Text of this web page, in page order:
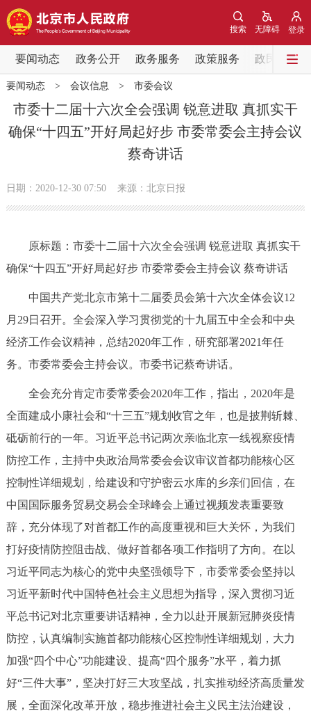
登录
无障碍
搜索
要闻动态 政务公开 政务服务 政策服务 政民互动
要闻动态
党中央精神 国务院信息
北京要闻 会议信息 部门动态
政务公开
市领导 机构职能 政策服务
专题公开
政务服务
个人服务 法人服务 部门服务
便民服务 利企服务 投资项目
中介服务 阳光政务
12345网上接诉即办 我要咨询 我要建议
参与调查 在线访谈 图说互动
北京概况 十六区概览 人文北京
绿色北京 图说北京 视频北京
要闻动态> 会议信息 > 市委会议
市委十二届十六次全会强调 锐意进取 真抓实干
确保“十四五”开好局起好步 市委常委会主持会议
蔡奇讲话
日期：2020-12-30 07:50 来源：​北京日报
原标题：市委十二届十六次全会强调 锐意进取 真抓实干
确保“十四五”开好局起好步 市委常委会主持会议 蔡奇讲话
中国共产党北京市第十二届委员会第十六次全体会议12
月29日召开。全会深入学习贯彻党的十九届五中全会和中央
经济工作会议精神，总结2020年工作，研究部署2021年任
务。市委常委会主持会议。市委书记蔡奇讲话。
全会充分肯定市委常委会2020年工作，指出，2020年是
全面建成小康社会和“十三五”规划收官之年，也是披荆斩棘、
砥砺前行的一年。习近平总书记两次亲临北京一线视察疫情
防控工作，主持中央政治局常委会会议审议首都功能核心区
控制性详细规划，给建设和守护密云水库的乡亲们回信，在
中国国际服务贸易交易会全球峰会上通过视频发表重要致
辞，充分体现了对首都工作的高度重视和巨大关怀，为我们
打好疫情防控阻击战、做好首都各项工作指明了方向。在以
习近平同志为核心的党中央坚强领导下，市委常委会坚持以
习近平新时代中国特色社会主义思想为指导，深入贯彻习近
平总书记对北京重要讲话精神，全力以赴开展新冠肺炎疫情
防控，认真编制实施首都功能核心区控制性详细规划，大力
加强“四个中心”功能建设、提高“四个服务”水平，着力抓
好“三件大事”，坚决打好三大攻坚战，扎实推动经济高质量发
展，全面深化改革开放，稳步推进社会主义民主法治建设，